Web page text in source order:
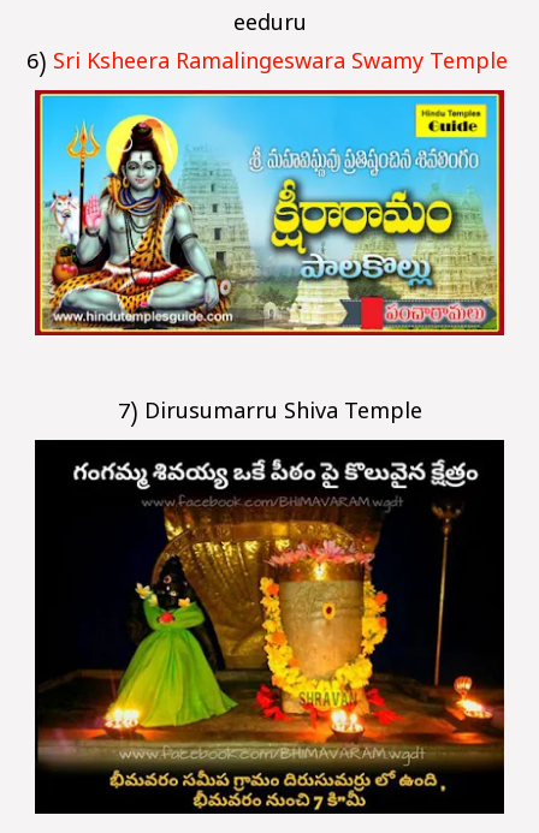
eeduru
6) Sri Ksheera Ramalingeswara Swamy Temple
7) Dirusumarru Shiva Temple